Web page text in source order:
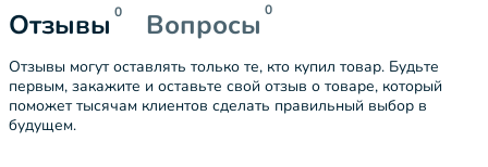
Отзывы 0 Вопросы 0
Отзывы могут оставлять только те, кто купил товар. Будьте
первым, закажите и оставьте свой отзыв о товаре, который
поможет тысячам клиентов сделать правильный выбор в
будущем.